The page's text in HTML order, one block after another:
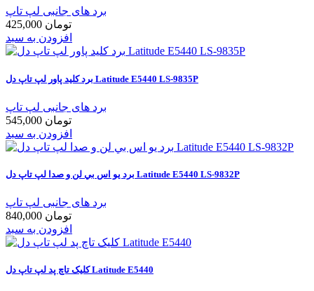
برد های جانبی لپ تاپ
425,000 تومان
افزودن به سبد
برد کلید پاور لپ تاپ دل Latitude E5440 LS-9835P
برد های جانبی لپ تاپ
545,000 تومان
افزودن به سبد
برد يو اس بي لن و صدا لپ تاپ دل Latitude E5440 LS-9832P
برد های جانبی لپ تاپ
840,000 تومان
افزودن به سبد
کليک تاچ پد لپ تاپ دل Latitude E5440